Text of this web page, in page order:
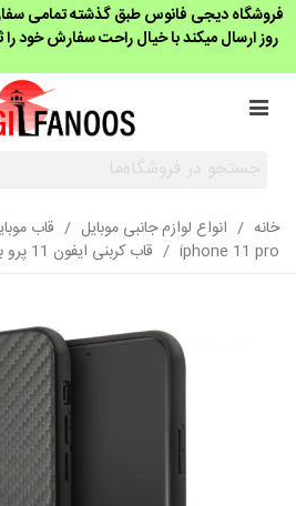
فروشگاه دیجی فانوس طبق گذشته تمامی
روز ارسال میکند با خیال راحت سفارش خود را
خانه / انواع لوازم جانبی موبایل / قاب
iphone 11 pro
/ قاب کربنی ایفون 11 پرو بی ام دبلیو سی جی موبایل